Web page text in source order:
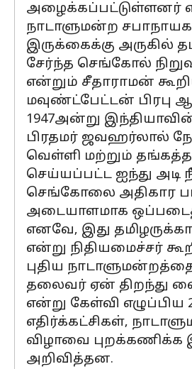
அழைக்கப்பட்டுள்ளனர்
நாடாளுமன்ற
இருக்கைக்கு அருகில்
சேர்ந்த செங்கோல்
என்றும் சீதாராமன்
மவுண்ட்பேட்டன் பிரபு
1947அன்று
பிரதமர் ஜவஹர்லால்
வெள்ளி மற்றும்
செய்யப்பட்ட ஐந்து அடி
செங்கோலை அதிகார
அடையாளமாக
எனவே, இது
என்று நிதியமைச்சர்
புதிய நாடாளுமன்றத்தை
தலைவர் ஏன் திறந்து
என்று கேள்வி எழுப்பிய
எதிர்க்கட்சிகள்,
விழாவை புறக்கணிக்க
அறிவித்தன.